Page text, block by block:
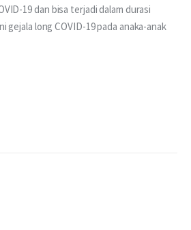
19 dan bisa terjadi dalam durasi
gejala long COVID-19 pada anaka-anak